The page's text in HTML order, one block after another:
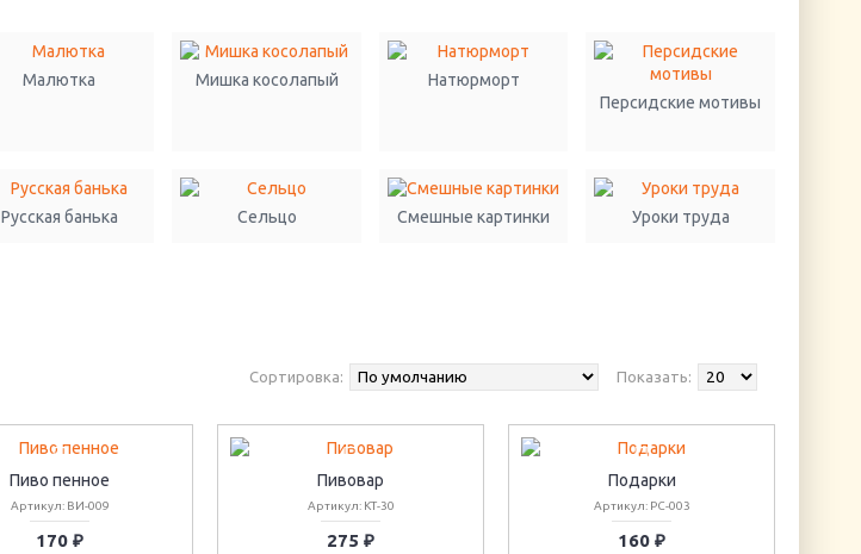
Малютка Мишка косолапый
Натюрморт
Персидские мотивы
Русская банька Сельцо Смешные картинки Уроки труда
Показать:
Сортировка:
Пиво пенное
Артикул: ВИ-009
170 ₽
Пивовар
Артикул: КТ-30
275 ₽
Подарки
Артикул: РС-003
160 ₽